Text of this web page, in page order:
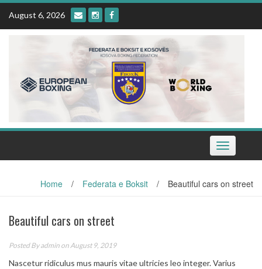
Skip
content
August 6, 2026
Toggle
navigation
Home / Federata e Boksit / Beautiful cars on street
Beautiful cars on street
Posted Byadmin on August 9, 2019
Nascetur ridiculus mus mauris vitae ultricies leo integer. Varius